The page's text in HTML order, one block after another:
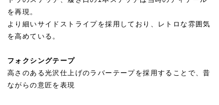
を再現。
より細いサイドストライプを採用しており、レトロな雰囲気
を高めている。
フォクシングテープ
高さのある光沢仕上げのラバーテープを採用することで、昔
ながらの意匠を表現